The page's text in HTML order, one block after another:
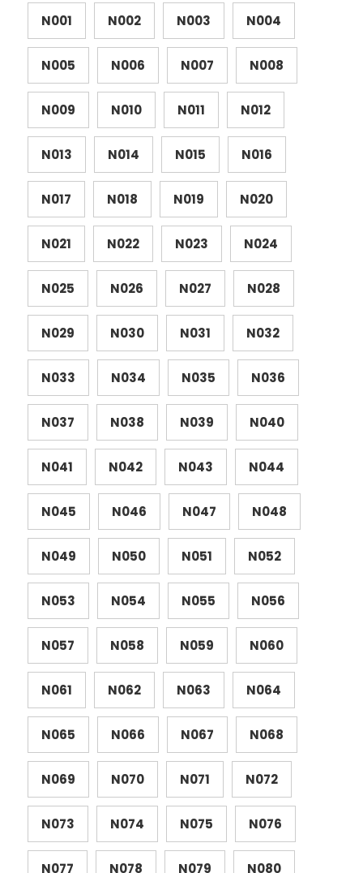
N001 N002 N003 N004
N005 N006 N007 N008
N009 N010 N011 N012
N013 N014 N015 N016
N017 N018 N019 N020
N021 N022 N023 N024
N025 N026 N027 N028
N029 N030 N031 N032
N033 N034 N035 N036
N037 N038 N039 N040
N041 N042 N043 N044
N045 N046 N047 N048
N049 N050 N051 N052
N053 N054 N055 N056
N057 N058 N059 N060
N061 N062 N063 N064
N065 N066 N067 N068
N069 N070 N071 N072
N073 N074 N075 N076
N077 N078 N079 N080